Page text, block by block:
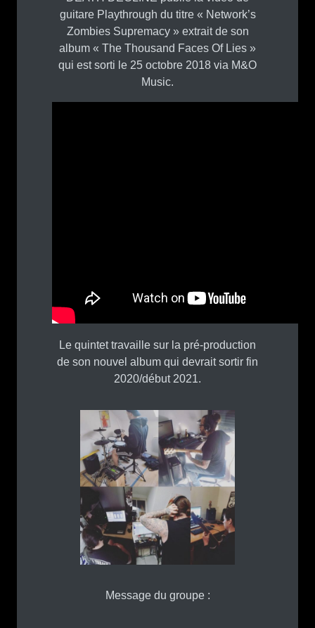
guitare Playthrough du titre « Network’s
Zombies Supremacy » extrait de son
album « The Thousand Faces Of Lies »
qui est sorti le 25 octobre 2018 via M&O
Music.
Le quintet travaille sur la pré-production
de son nouvel album qui devrait sortir fin
2020/début 2021.
Message du groupe :